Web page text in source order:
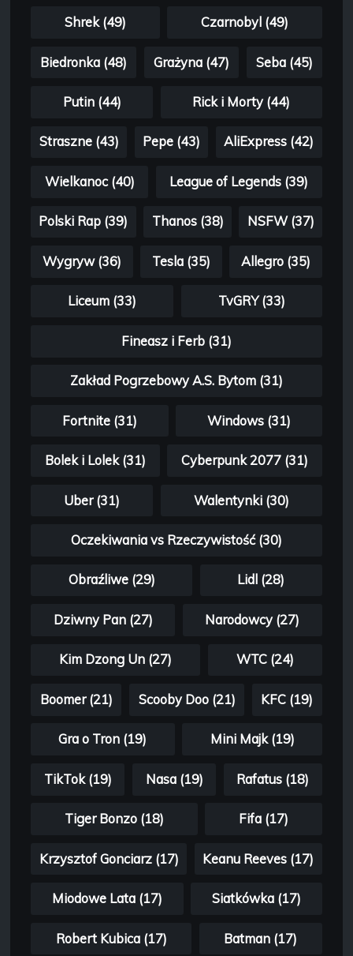
Shrek (49) Czarnobyl (49)
Biedronka (48) Grażyna (47) Seba (45)
Putin (44) Rick i Morty (44)
Straszne (43) Pepe (43) AliExpress (42)
Wielkanoc (40) League of Legends (39)
Polski Rap (39) Thanos (38) NSFW (37)
Wygryw (36) Tesla (35) Allegro (35)
Liceum (33) TvGRY (33)
Fineasz i Ferb (31)
Zakład Pogrzebowy A.S. Bytom (31)
Fortnite (31) Windows (31)
Bolek i Lolek (31) Cyberpunk 2077 (31)
Uber (31) Walentynki (30)
Oczekiwania vs Rzeczywistość (30)
Obraźliwe (29) Lidl (28)
Dziwny Pan (27) Narodowcy (27)
Kim Dzong Un (27) WTC (24)
Boomer (21) Scooby Doo (21) KFC (19)
Gra o Tron (19) Mini Majk (19)
TikTok (19) Nasa (19) Rafatus (18)
Tiger Bonzo (18) Fifa (17)
Krzysztof Gonciarz (17) Keanu Reeves (17)
Miodowe Lata (17) Siatkówka (17)
Robert Kubica (17) Batman (17)